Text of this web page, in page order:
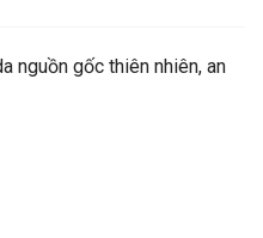
nguồn gốc thiên nhiên, an